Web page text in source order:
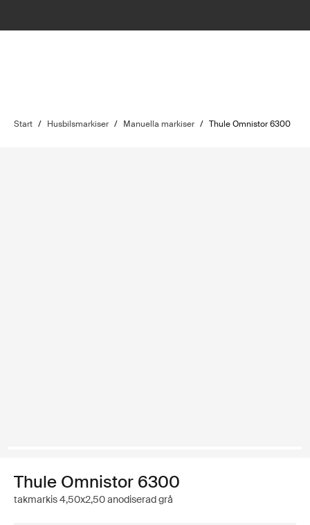
Start / Husbilsmarkiser / Manuella markiser / Thule Omnistor 6300
Thule Omnistor 6300
takmarkis 4,50x2,50 anodiserad grå